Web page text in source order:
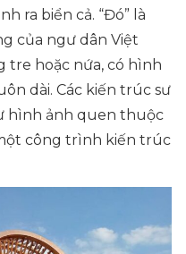
ra biển cả. “Đó” là
của ngư dân Việt
tre hoặc nứa, có hình
dài. Các kiến trúc sư
hình ảnh quen thuộc
công trình kiến trúc